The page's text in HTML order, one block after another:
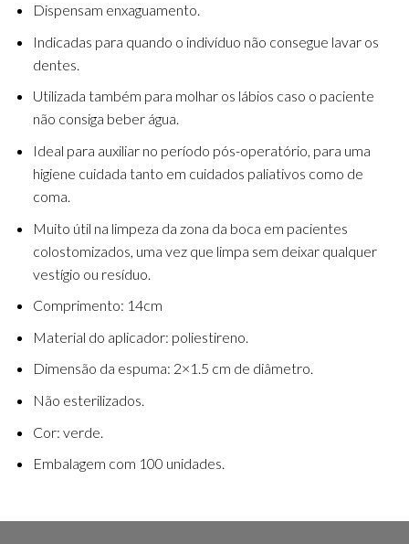
Dispensam enxaguamento.
Indicadas para quando o indivíduo não consegue lavar os
dentes.
Utilizada também para molhar os lábios caso o paciente
não consiga beber água.
Ideal para auxiliar no período pós-operatório, para uma
higiene cuidada tanto em cuidados paliativos como de
coma.
Muito útil na limpeza da zona da boca em pacientes
colostomizados, uma vez que limpa sem deixar qualquer
vestígio ou resíduo.
Comprimento: 14cm
Material do aplicador: poliestireno.
Dimensão da espuma: 2×1.5 cm de diâmetro.
Não esterilizados.
Cor: verde.
Embalagem com 100 unidades.